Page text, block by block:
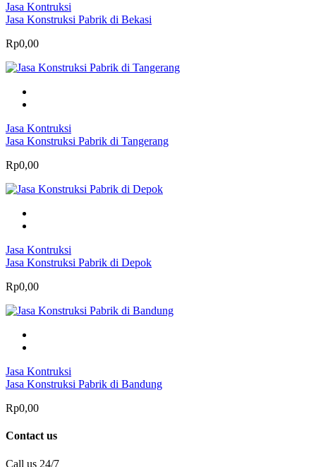
Jasa Kontruksi
Jasa Konstruksi Pabrik di Bekasi
Rp0,00
Jasa Kontruksi
Jasa Konstruksi Pabrik di Tangerang
Rp0,00
Jasa Kontruksi
Jasa Konstruksi Pabrik di Depok
Rp0,00
Jasa Kontruksi
Jasa Konstruksi Pabrik di Bandung
Rp0,00
Contact us
Call us 24/7